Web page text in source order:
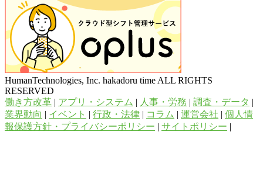
HumanTechnologies, Inc. hakadoru time ALL RIGHTS
RESERVED
働き方改革 | アプリ・システム | 人事・労務 | 調査・データ |
業界動向 | イベント | 行政・法律 | コラム | 運営会社 | 個人情
報保護方針・プライバシーポリシー | サイトポリシー |